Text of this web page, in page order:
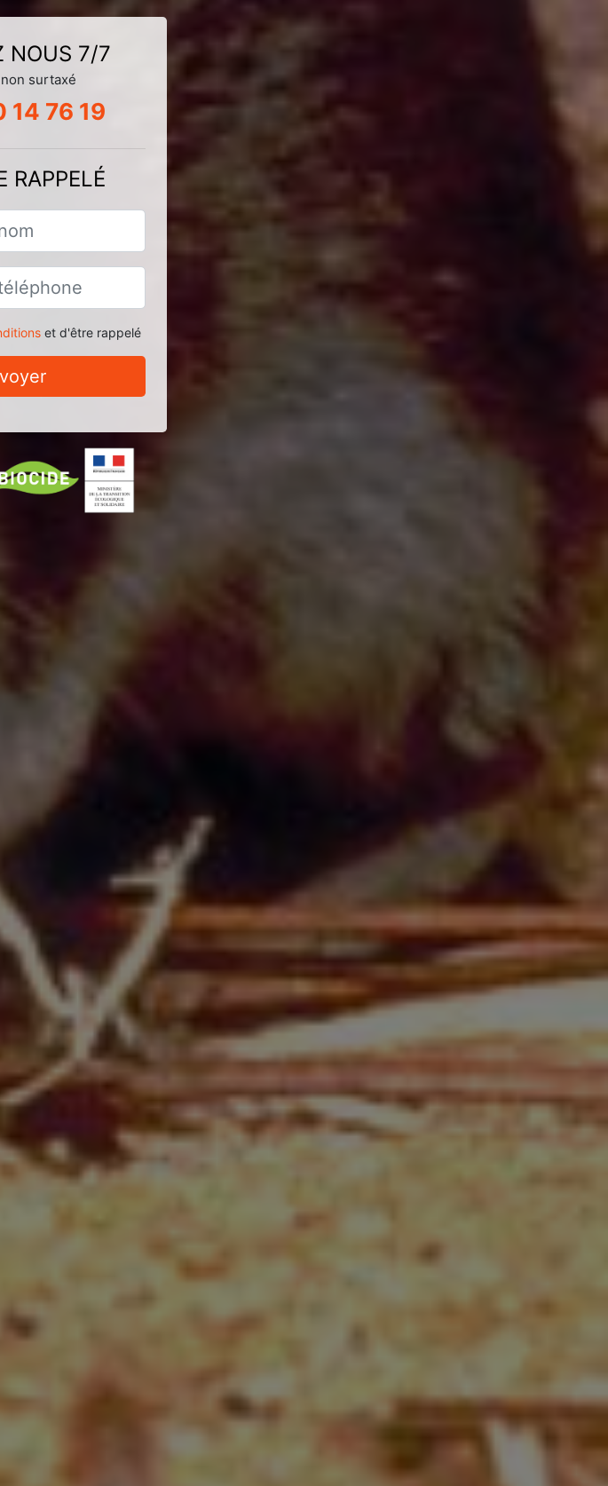
NOUS 7/7
surtaxé
76 19
RAPPELÉ
et d'être rappelé